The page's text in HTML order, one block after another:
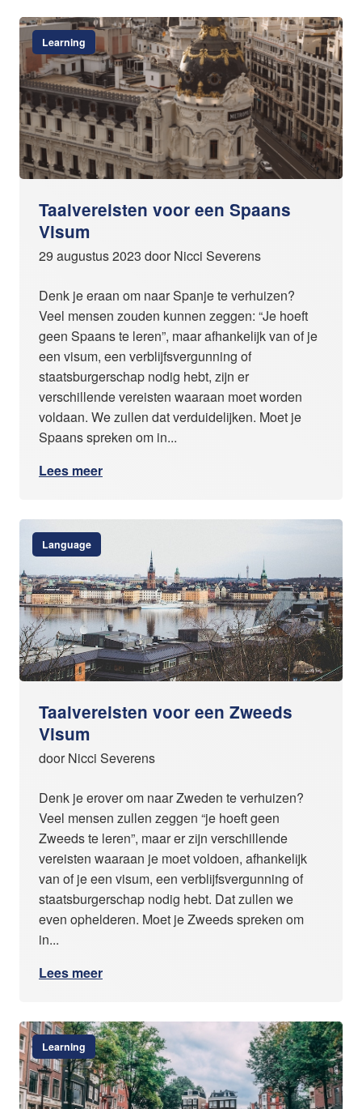
Learning
Taalvereisten voor een Spaans
Visum
29 augustus 2023 door Nicci Severens
Denk je eraan om naar Spanje te verhuizen?
Veel mensen zouden kunnen zeggen: “Je hoeft
geen Spaans te leren”, maar afhankelijk van of je
een visum, een verblijfsvergunning of
staatsburgerschap nodig hebt, zijn er
verschillende vereisten waaraan moet worden
voldaan. We zullen dat verduidelijken. Moet je
Spaans spreken om in...
Lees meer
Language
Taalvereisten voor een Zweeds
Visum
door Nicci Severens
Denk je erover om naar Zweden te verhuizen?
Veel mensen zullen zeggen “je hoeft geen
Zweeds te leren”, maar er zijn verschillende
vereisten waaraan je moet voldoen, afhankelijk
van of je een visum, een verblijfsvergunning of
staatsburgerschap nodig hebt. Dat zullen we
even ophelderen. Moet je Zweeds spreken om
in...
Lees meer
Learning